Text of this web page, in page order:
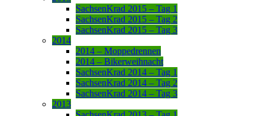
SachsenKrad 2015 – Tag 1
SachsenKrad 2015 – Tag 2
SachsenKrad 2015 – Tag 3
2014
2014 – Moppedrennen
2014 – Bikerweihnacht
SachsenKrad 2014 – Tag 1
SachsenKrad 2014 – Tag 2
SachsenKrad 2014 – Tag 3
2013